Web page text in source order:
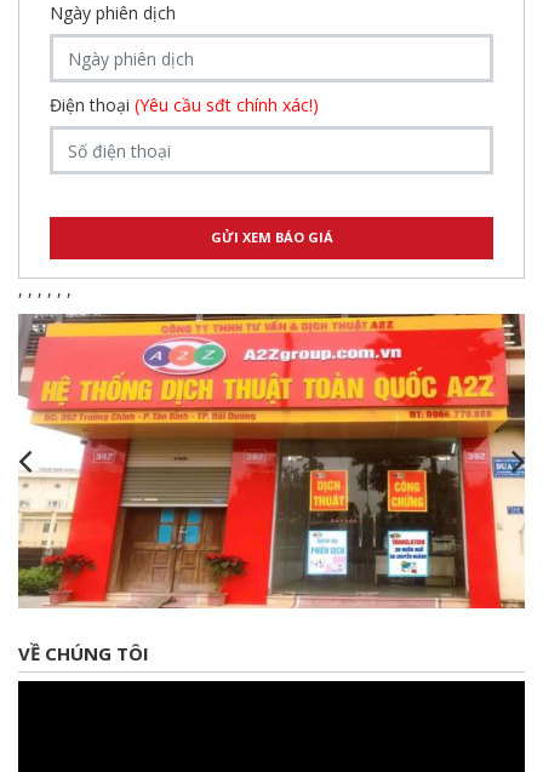
Ngày phiên dịch
Điện thoại (Yêu cầu sđt chính xác!)
, , , , , ,
VỀ CHÚNG TÔI